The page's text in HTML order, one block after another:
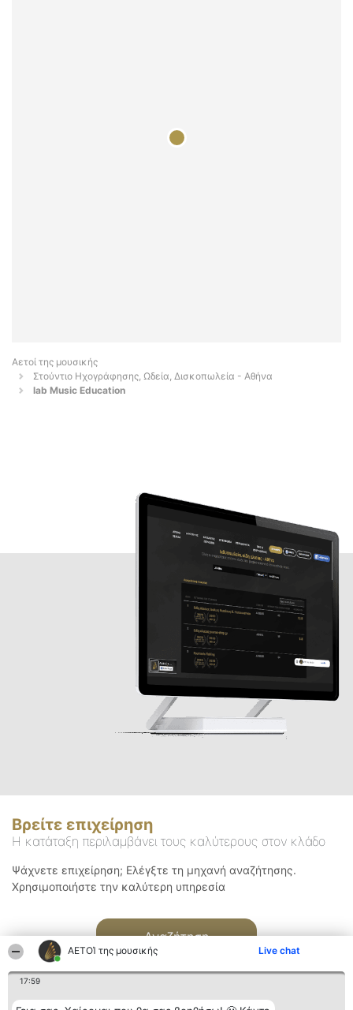
ΑΕΤΟΊ της μουσικής Live chat
17:59
Αετοί της μουσικής
Στούντιο Ηχογράφησης, Ωδεία, Δισκοπωλεία - Αθήνα
lab Music Education
Βρείτε επιχείρηση
Η κατάταξη περιλαμβάνει τους καλύτερους στον κλάδο
Ψάχνετε επιχείρηση; Ελέγξτε τη μηχανή αναζήτησης.
Χρησιμοποιήστε την καλύτερη υπηρεσία
Αναζήτηση